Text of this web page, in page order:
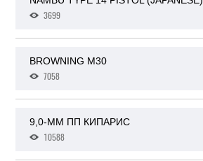
3699
BROWNING M30
7058
9,0-ММ ПП КИПАРИС
10588